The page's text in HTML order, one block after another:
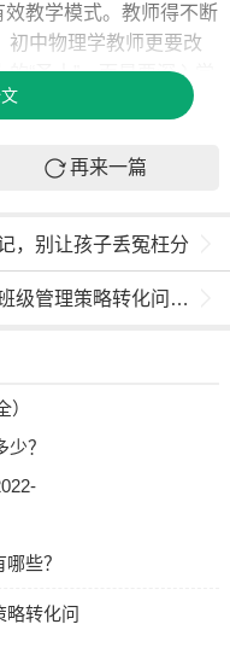
教学模式。教师得不断
初中物理学教师更要改
“圣人”，而是要深入学
索怎样用更生动形象例
物理学教育变为开放
而成为物理学习的主宰
是学习的核心主体，老
鼓励学生，促使学生
要鼓励学生大胆质疑，
证自身内心的想法，
展教学，物理这门学科
安于现状没有改变、
再来一篇
，别让孩子丢冤枉分
管理策略转化问题生
？
些？
略转化问